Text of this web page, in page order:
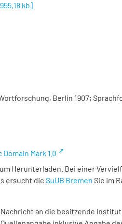
955,18 kb]
Berlin 1907;
Domain Mark 1.0
Herunterladen. Bei einer
ersucht die SuUB Bremen Sie im
Nachricht an die besitzende